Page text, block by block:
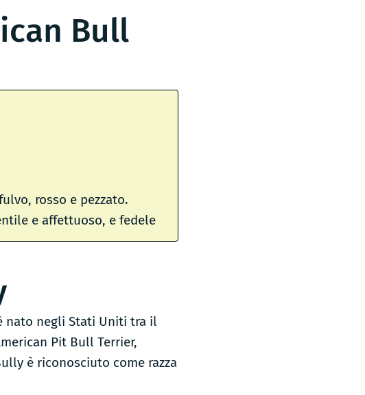
Bull
rosso e pezzato.
e affettuoso, e fedele
nato negli Stati Uniti tra il
Pit Bull Terrier,
è riconosciuto come razza